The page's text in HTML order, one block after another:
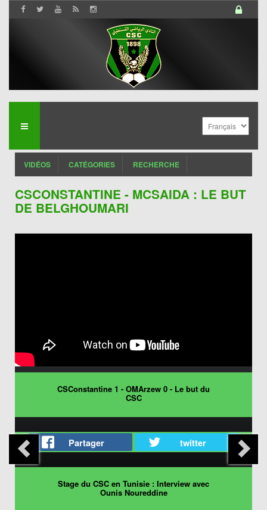
VIDÉOS CATÉGORIES RECHERCHE
CSCONSTANTINE - MCSAIDA : LE BUT
DE BELGHOUMARI
CSConstantine 1 - OMArzew 0 - Le but du
CSC
Partager twitter
Stage du CSC en Tunisie : Interview avec
Ounis Noureddine